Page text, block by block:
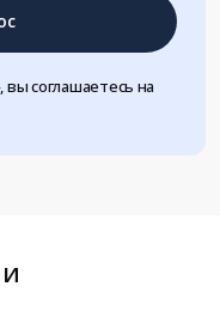
соглашаетесь на